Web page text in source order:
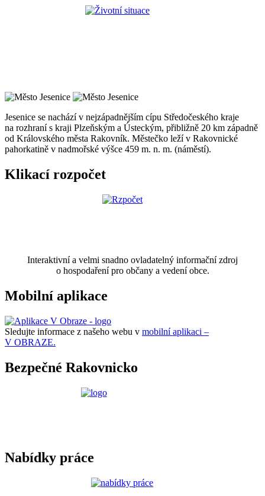
Jesenice se nachází v nejzápadnějším cípu Středočeského kraje
na rozhraní s kraji Plzeňským a Ústeckým, přibližně 20 km západně
od Královského města Rakovník. Městečko leží v Rakovnické
pahorkatině v nadmořské výšce 459 m. n. m. (náměstí).
Klikací rozpočet
Interaktivní a velmi snadno ovladatelný informační zdroj
o hospodaření pro občany a vedení obce.
Mobilní aplikace
Sledujte informace z našeho webu v mobilní aplikaci –
V OBRAZE.
Bezpečné Rakovnicko
Nabídky práce